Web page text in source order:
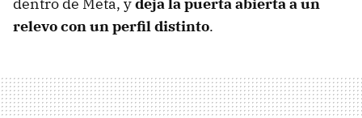
dentro de Meta, ydeja la puerta abierta a un
relevo con un perfil distinto.